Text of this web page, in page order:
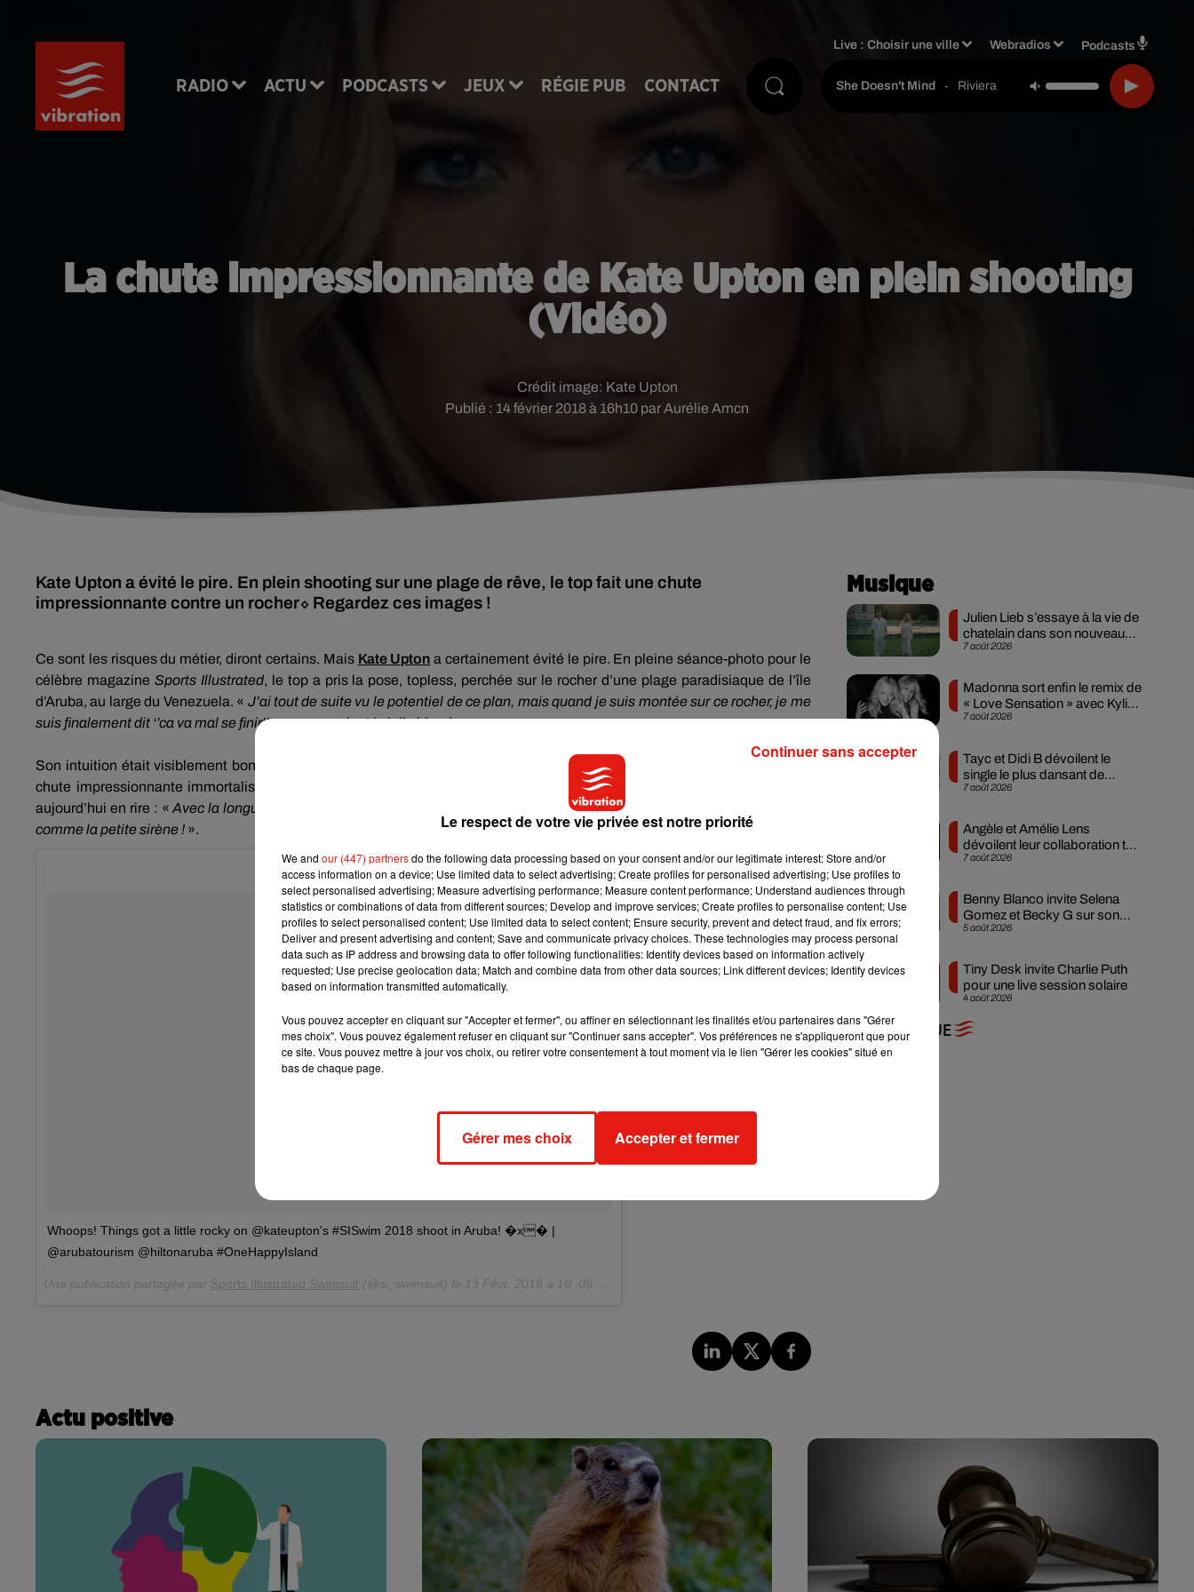
RADIO ACTU PODCASTS JEUX RÉGIE PUB CONTACT
Live :Choisir une ville Webradios Podcasts
She Doesn't Mind - Riviera
La chute impressionnante de Kate Upton en plein shooting
(Vidéo)
Publié : 14 février 2018 à 16h10 par Aurélie Amcn
Crédit image: Kate Upton
Kate Upton a évité le pire. En plein shooting sur une plage de rêve, le top fait une chute
impressionnante contre un rocher⬦ Regardez ces images !
Ce sont les risques du métier, diront certains. Mais Kate Upton a certainement évité le pire. En pleine séance-photo pour le
célèbre magazine Sports Illustrated, le top a pris la pose, topless, perchée sur le rocher d’une plage paradisiaque de l’île
d’Aruba, au large du Venezuela. « J’ai tout de suite vu le potentiel de ce plan, mais quand je suis montée sur ce rocher, je me
suis finalement dit ‘’ca va mal se finir’’…»,se souvient la jolie blonde.
Son intuition était visiblement bonne, puisqu’à peine les premières photos prises, une énorme vague la fait chavirer.
chute impressionnante immortalisée en vidéo
Mais plus de peur que de mal pour Kate
aujourd’hui en rire : «Avec la longue jupe en tulle qui volait avec le vent et secouée par l’eau contre le rocher, j’étais un peu
comme la petite sirène ! ».
Whoops! Things got a little rocky on @kateupton's #SISwim 2018 shoot in Aruba! �x� |
@arubatourism @hiltonaruba #OneHappyIsland
Une publication partagée par Sports Illustrated Swimsuit (@si_swimsuit) le 13 Févr. 2018 à 10 :08 PST
Musique
7 août 2026
Julien Lieb s’essaye à la vie de
chatelain dans son nouveau
clip
7 août 2026
Madonna sort enfin le remix de
« Love Sensation » avec Kylie
Minogue
7 août 2026
Tayc et Didi B dévoilent le
single le plus dansant de
l’année
7 août 2026
Angèle et Amélie Lens
dévoilent leur collaboration tant
attendue
5 août 2026
Benny Blanco invite Selena
Gomez et Becky G sur son
nouveau single
4 août 2026
Tiny Desk invite Charlie Puth
pour une live session solaire
+ DE MUSIQUE
Actu positive
Le respect de votre vie privée est notre priorité
We and our (447) partnersdo the following data processing based on your consent and/or our legitimate interest: Store and/or
access information on a device; Use limited data to select advertising; Create profiles for personalised advertising; Use profiles to
select personalised advertising; Measure advertising performance; Measure content performance; Understand audiences through
statistics or combinations of data from different sources; Develop and improve services; Create profiles to personalise content; Use
profiles to select personalised content; Use limited data to select content; Ensure security, prevent and detect fraud, and fix errors;
Deliver and present advertising and content; Save and communicate privacy choices. These technologies may process personal
data such as IP address and browsing data to offer following functionalities: Identify devices based on information actively
requested; Use precise geolocation data; Match and combine data from other data sources; Link different devices; Identify devices
based on information transmitted automatically.
Vous pouvez accepter en cliquant sur "Accepter et fermer", ou affiner en sélectionnant les finalités et/ou partenaires dans "Gérer
mes choix". Vous pouvez également refuser en cliquant sur "Continuer sans accepter". Vos préférences ne s'appliqueront que pour
ce site. Vous pouvez mettre à jour vos choix, ou retirer votre consentement à tout moment via le lien "Gérer les cookies" situé en
bas de chaque page.
Gérer mes choix Accepter et fermer
Continuer sans accepter